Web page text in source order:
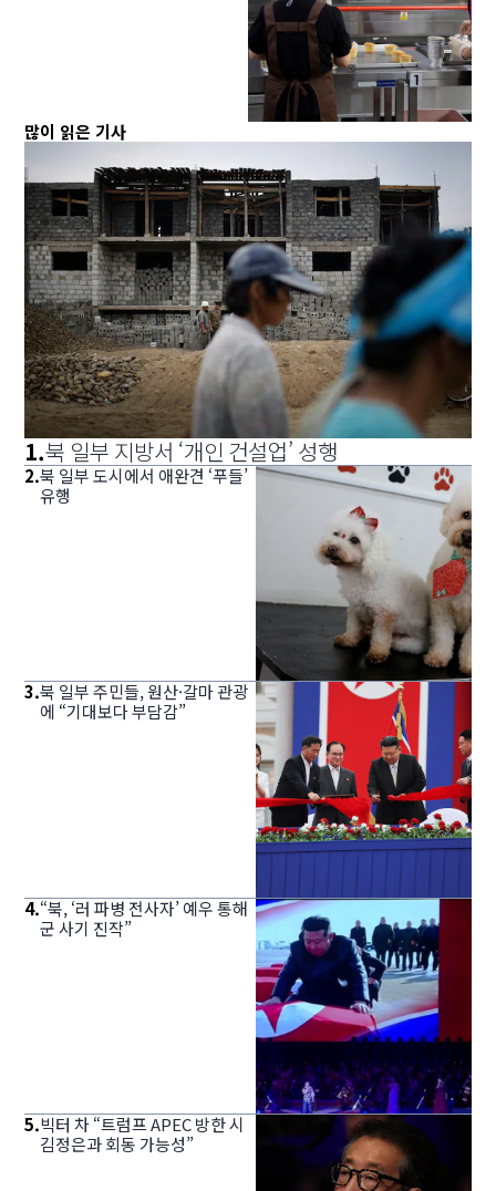
많이 읽은 기사
1.북 일부 지방서 ‘개인 건설업’ 성행
2.북 일부 도시에서 애완견 ‘푸들’
유행
3.북 일부 주민들, 원산·갈마 관광
에 “기대보다 부담감”
4.“북, ‘러 파병 전사자’ 예우 통해
군 사기 진작”
5.빅터 차 “트럼프 APEC 방한 시
김정은과 회동 가능성”